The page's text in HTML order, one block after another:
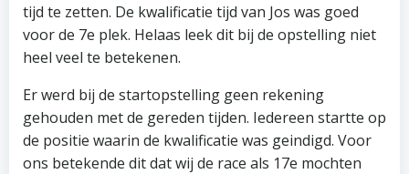
tijd te zetten. De kwalificatie tijd van Jos was goed
voor de 7e plek. Helaas leek dit bij de opstelling niet
heel veel te betekenen.
Er werd bij de startopstelling geen rekening
gehouden met de gereden tijden. Iedereen startte op
de positie waarin de kwalificatie was geindigd. Voor
ons betekende dit dat wij de race als 17e mochten